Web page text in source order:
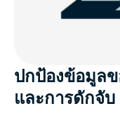
คนอื่น ๆ พูดถึง
คำถามที่พบบ่อย
ปกป้องข้อมูล
และการดักจับ